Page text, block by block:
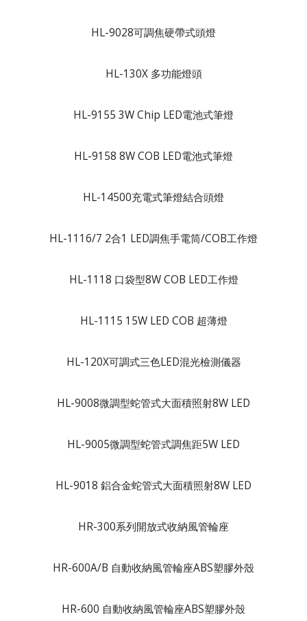
HL-9028可調焦硬帶式頭燈
HL-130X 多功能燈頭
HL-9155 3W Chip LED電池式筆燈
HL-9158 8W COB LED電池式筆燈
HL-14500充電式筆燈結合頭燈
HL-1116/7 2合1 LED調焦手電筒/COB工作燈
HL-1118 口袋型8W COB LED工作燈
HL-1115 15W LED COB 超薄燈
HL-120X可調式三色LED混光檢測儀器
HL-9008微調型蛇管式大面積照射8W LED
HL-9005微調型蛇管式調焦距5W LED
HL-9018 鋁合金蛇管式大面積照射8W LED
HR-300系列開放式收納風管輪座
HR-600A/B 自動收納風管輪座ABS塑膠外殼
HR-600 自動收納風管輪座ABS塑膠外殼